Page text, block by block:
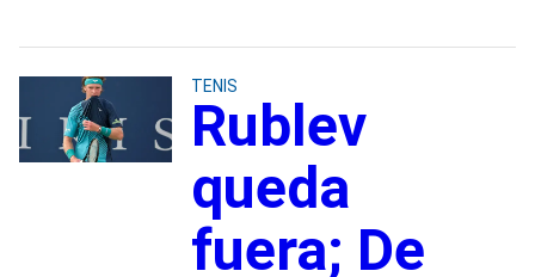
TENIS
Rublev
queda
fuera; De